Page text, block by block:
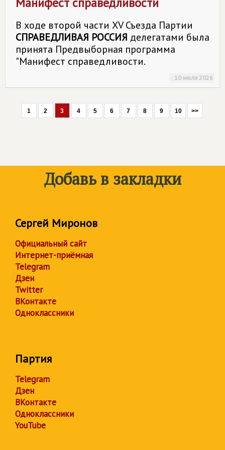
В ходе второй части XV Съезда Партии
СПРАВЕДЛИВАЯ РОССИЯ делегатами была
принята Предвыборная программа
"Манифест справедливости.
10 июля 2026
1 2 3 4 5 6 7 8 9 10 >>
Добавь в закладки
Сергей Миронов
Официальный сайт
Интернет-приёмная
Telegram
Дзен
Twitter
ВКонтакте
Одноклассники
Партия
Telegram
Дзен
ВКонтакте
Одноклассники
YouTube